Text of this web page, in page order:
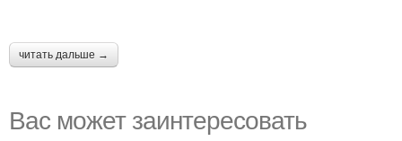
читать дальше →
Вас может заинтересовать